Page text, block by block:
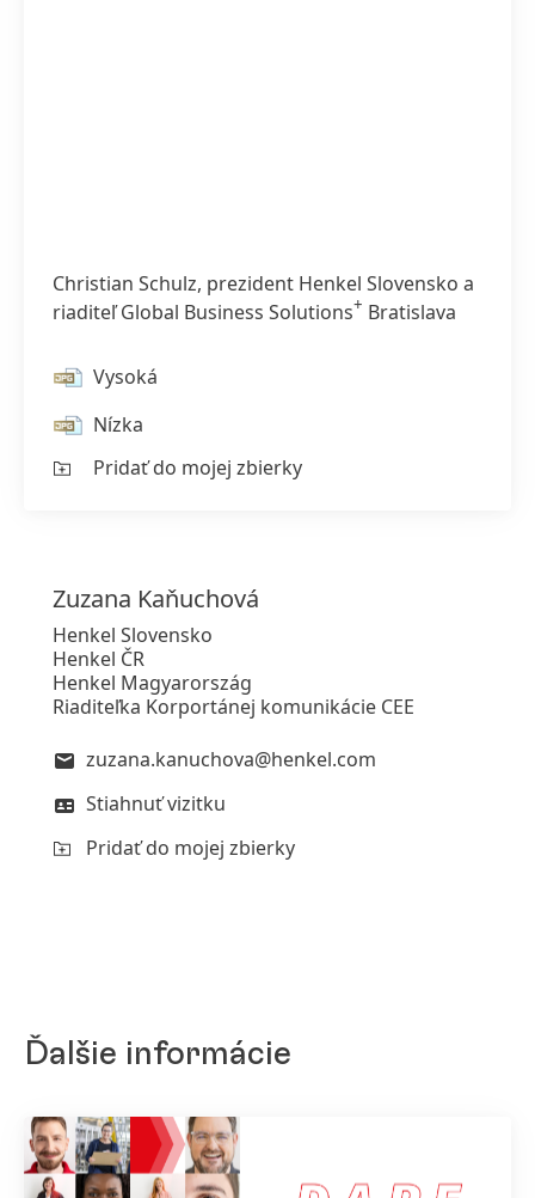
Christian Schulz, prezident Henkel Slovensko a
riaditeľ Global Business Solutions+ Bratislava
Vysoká
Nízka
Pridať do mojej zbierky
Zuzana Kaňuchová
Henkel Slovensko
Henkel ČR
Henkel Magyarország
Riaditeľka Korportánej komunikácie CEE
zuzana.kanuchova@henkel.com
Stiahnuť vizitku
Pridať do mojej zbierky
Ďalšie informácie